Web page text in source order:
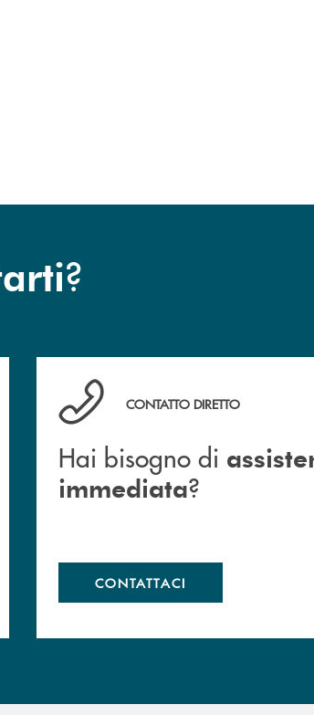
?
Hai bisogno di assistenza immediata ?
CONTATTO DIRETTO
Hai bisogno di
immediata?
CONTATTACI